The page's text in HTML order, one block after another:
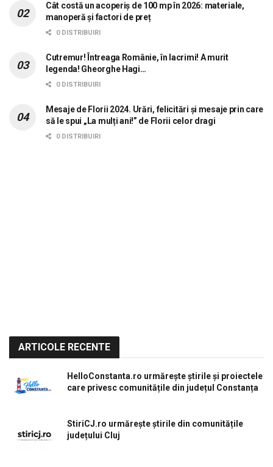
Cât costă un acoperiș de 100 mp în 2026: materiale,
manoperă și factori de preț
0 DISTRIBUIRI
Cutremur! Întreaga Românie, în lacrimi! A murit
legenda! Gheorghe Hagi…
0 DISTRIBUIRI
Mesaje de Florii 2024. Urări, felicitări și mesaje prin care
să le spui „La mulți ani!” de Florii celor dragi
0 DISTRIBUIRI
ARTICOLE RECENTE
HelloConstanta.ro urmărește știrile și proiectele
care privesc comunitățile din județul Constanța
StiriCJ.ro urmărește știrile din comunitățile
județului Cluj